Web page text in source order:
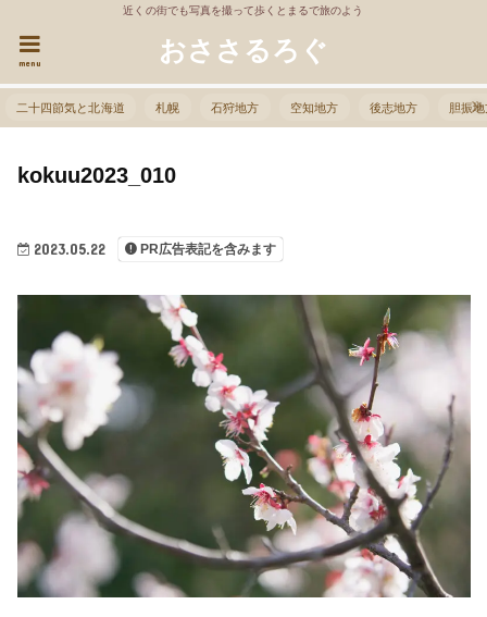
近くの街でも写真を撮って歩くとまるで旅のよう
おささるろぐ
menu
二十四節気と北海道 札幌 石狩地方 空知地方 後志地方 胆振
2023.05.22 PR広告表記を含みます
kokuu2023_010